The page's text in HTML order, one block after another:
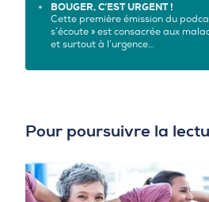
BOUGER, C’EST URGENT !
Cette première émission du
s’écoute » est consacrée aux
et surtout à l’urgence…
Pour poursuivre la